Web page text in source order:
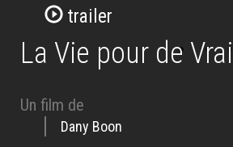
trailer
La Vie pour de Vrai
Un film de
Dany Boon